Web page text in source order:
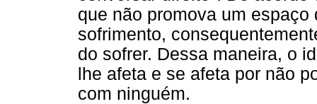
que não promova um
sofrimento,
do sofrer. Dessa maneira, o
lhe afeta e se afeta por não
com ninguém.